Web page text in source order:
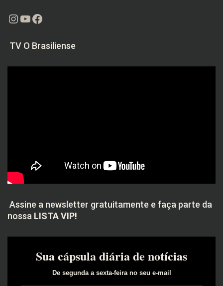
Instagram
Youtube
Facebook
TV O Brasiliense
Assine a newsletter gratuitamente e faça parte da
nossa LISTA VIP!
Sua cápsula diária de notícias
De segunda a sexta-feira no seu e-mail